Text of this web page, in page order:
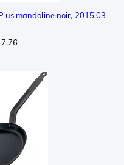
mandoline noir, 2015.03
7,76